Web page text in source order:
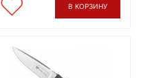
В КОРЗИНУ